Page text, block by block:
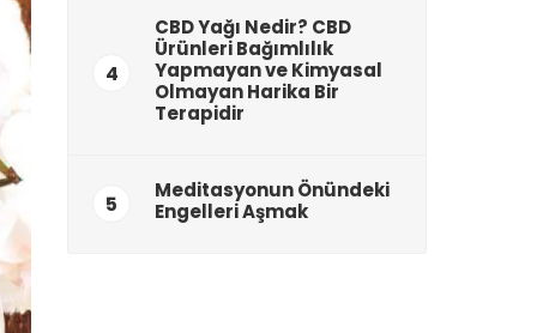
4
CBD Yağı Nedir? CBD
Ürünleri Bağımlılık
Yapmayan ve Kimyasal
Olmayan Harika Bir
Terapidir
5
Meditasyonun Önündeki
Engelleri Aşmak